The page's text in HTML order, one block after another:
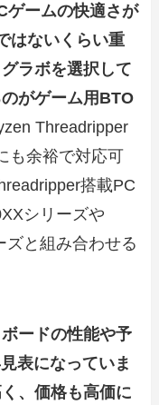
ゲームの快適さが
はないくらい重
ラボを選択して
がゲーム用BTO
Threadripper
も余裕で対応可
搭載PC
シリーズや
と組み合わせる
ードの性能や予
表になっていま
、価格も高価に